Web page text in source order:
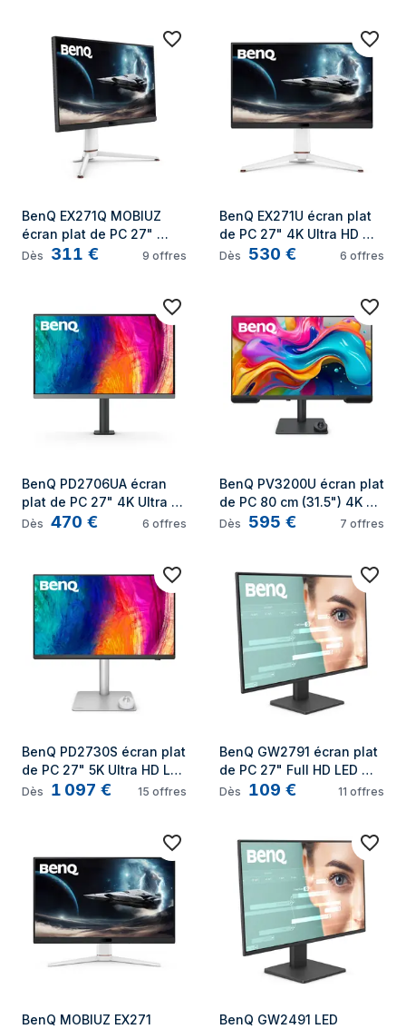
HD Noir Intégré dans le
processeur Android
BenQ EX271Q MOBIUZ
écran plat de PC 27"
Quad HD LED Noir, Blanc
Dès 311 € 9 offres
BenQ EX271U écran plat
de PC 27" 4K Ultra HD
LED Noir, Blanc
Dès 530 € 6 offres
BenQ PD2706UA écran
plat de PC 27" 4K Ultra
HD LCD Noir
Dès 470 € 6 offres
BenQ PV3200U écran plat
de PC 80 cm (31.5") 4K
Ultra HD LCD Noir
Dès 595 € 7 offres
BenQ PD2730S écran plat
de PC 27" 5K Ultra HD LED
Noir
Dès 1 097 € 15 offres
BenQ GW2791 écran plat
de PC 27" Full HD LED
Noir
Dès 109 € 11 offres
BenQ MOBIUZ EX271
BenQ GW2491 LED